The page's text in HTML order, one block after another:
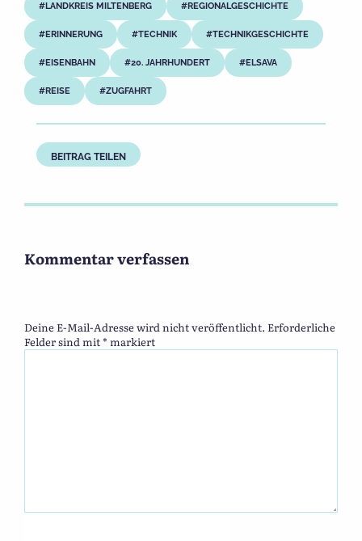
LANDKREIS MILTENBERG REGIONALGESCHICHTE
ERINNERUNG TECHNIK TECHNIKGESCHICHTE
EISENBAHN 20. JAHRHUNDERT ELSAVA
REISE ZUGFAHRT
BEITRAG TEILEN
Kommentar verfassen
Deine E-Mail-Adresse wird nicht veröffentlicht. Erforderliche
Felder sind mit* markiert